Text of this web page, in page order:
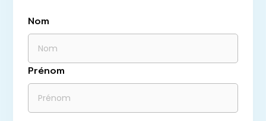
Nom
Prénom